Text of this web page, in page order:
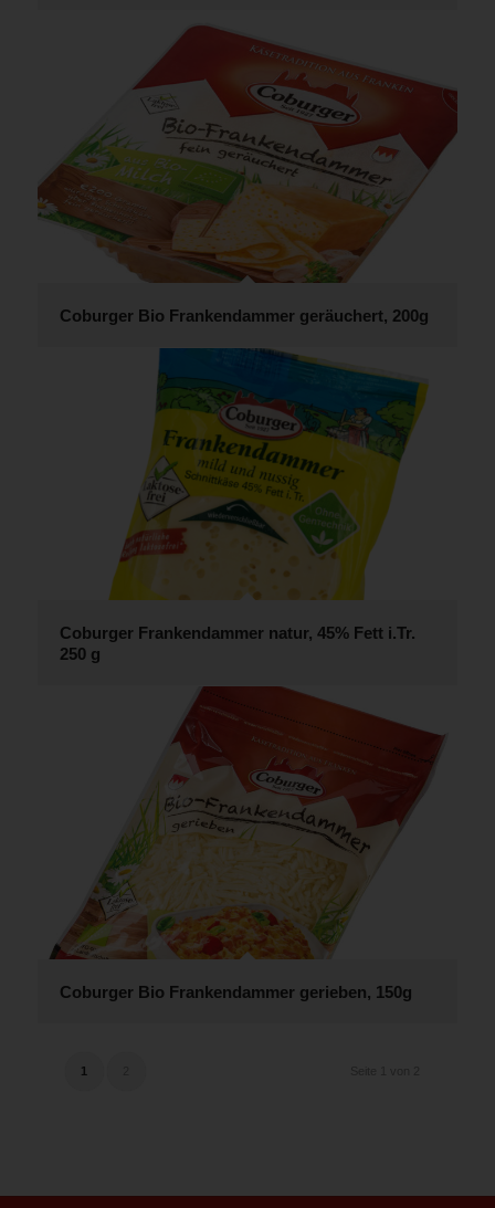
Coburger Bio Frankendammer geräuchert, 200g
Coburger Frankendammer natur, 45% Fett i.Tr.
250 g
Coburger Bio Frankendammer gerieben, 150g
1